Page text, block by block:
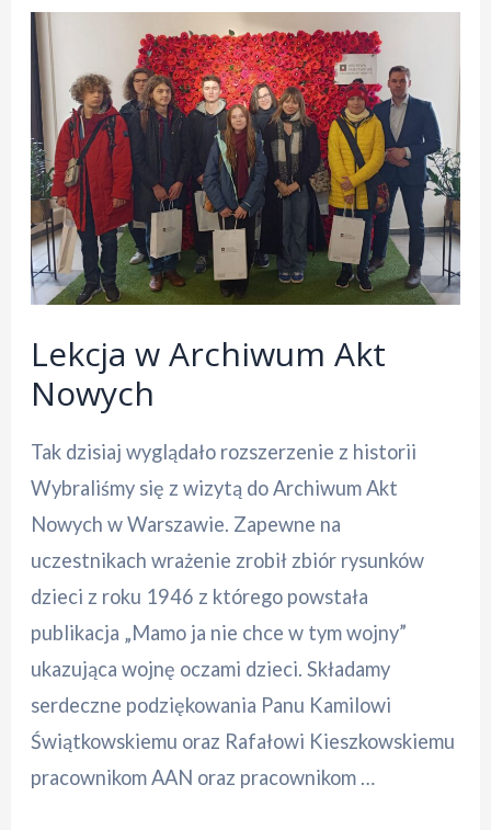
Lekcja w Archiwum Akt
Nowych
Tak dzisiaj wyglądało rozszerzenie z historii
Wybraliśmy się z wizytą do Archiwum Akt
Nowych w Warszawie. Zapewne na
uczestnikach wrażenie zrobił zbiór rysunków
dzieci z roku 1946 z którego powstała
publikacja „Mamo ja nie chce w tym wojny”
ukazująca wojnę oczami dzieci. Składamy
serdeczne podziękowania Panu Kamilowi
Świątkowskiemu oraz Rafałowi Kieszkowskiemu
pracownikom AAN oraz pracownikom …